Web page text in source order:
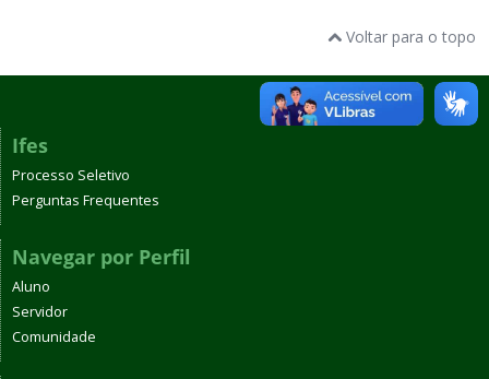
Voltar para o topo
Ifes
Processo Seletivo
Perguntas Frequentes
Navegar por Perfil
Aluno
Servidor
Comunidade